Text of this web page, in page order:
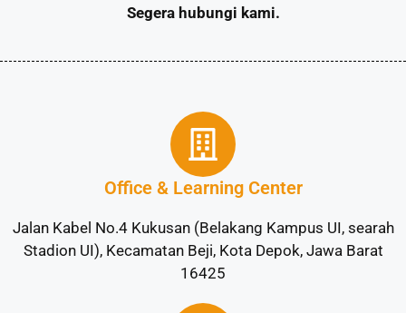
Segera hubungi kami.
Office & Learning Center
Jalan Kabel No.4 Kukusan (Belakang Kampus UI, searah
Stadion UI), Kecamatan Beji, Kota Depok, Jawa Barat
16425